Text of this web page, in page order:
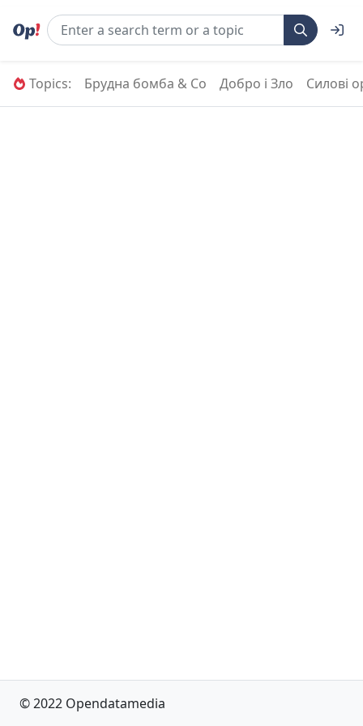
Topics: Брудна бомба & Co Добро і Зло Силові
© 2022 Opendatamedia